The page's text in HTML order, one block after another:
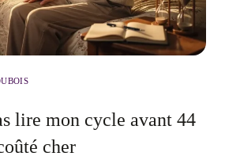
lire mon cycle avant 44
cher